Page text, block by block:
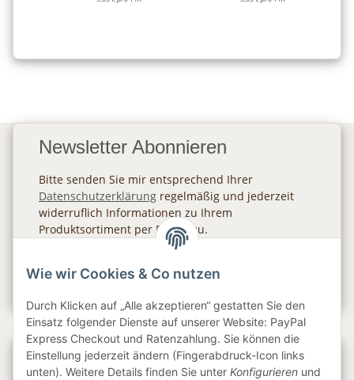
Newsletter Abonnieren
Bitte senden Sie mir entsprechend Ihrer
Datenschutzerklärung regelmäßig und jederzeit
widerruflich Informationen zu Ihrem
Produktsortiment per E-Mail zu.
Gesetzliche Informationen
Wie wir Cookies & Co nutzen
Durch Klicken auf „Alle akzeptieren“ gestatten Sie den
Einsatz folgender Dienste auf unserer Website: PayPal
Express Checkout und Ratenzahlung. Sie können die
Einstellung jederzeit ändern (Fingerabdruck-Icon links
unten). Weitere Details finden Sie unter Konfigurieren und